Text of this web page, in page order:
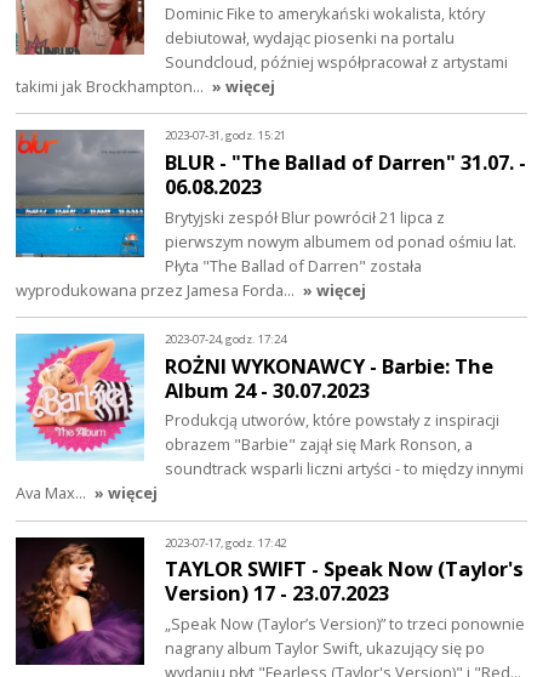
Dominic Fike to amerykański wokalista, który
debiutował, wydając piosenki na portalu
Soundcloud, później współpracował z artystami
takimi jak Brockhampton… » więcej
2023-07-31, godz. 15:21
BLUR - "The Ballad of Darren" 31.07. -
06.08.2023
Brytyjski zespół Blur powrócił 21 lipca z
pierwszym nowym albumem od ponad ośmiu lat.
Płyta "The Ballad of Darren" została
wyprodukowana przez Jamesa Forda… » więcej
2023-07-24, godz. 17:24
ROŻNI WYKONAWCY - Barbie: The
Album 24 - 30.07.2023
Produkcją utworów, które powstały z inspiracji
obrazem "Barbie" zajął się Mark Ronson, a
soundtrack wsparli liczni artyści - to między innymi
Ava Max… » więcej
2023-07-17, godz. 17:42
TAYLOR SWIFT - Speak Now (Taylor's
Version) 17 - 23.07.2023
„Speak Now (Taylor’s Version)” to trzeci ponownie
nagrany album Taylor Swift, ukazujący się po
wydaniu płyt "Fearless (Taylor's Version)" i "Red…